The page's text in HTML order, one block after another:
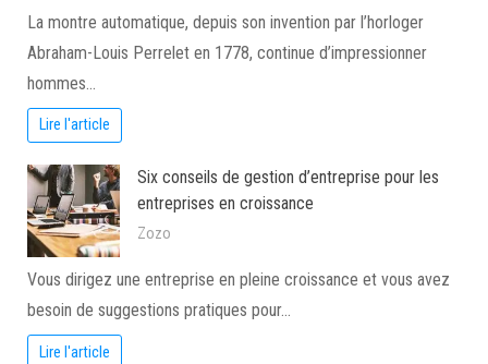
La montre automatique, depuis son invention par l’horloger
Abraham-Louis Perrelet en 1778, continue d’impressionner
hommes…
Lire l'article
Six conseils de gestion d’entreprise pour les
entreprises en croissance
Zozo
Vous dirigez une entreprise en pleine croissance et vous avez
besoin de suggestions pratiques pour…
Lire l'article